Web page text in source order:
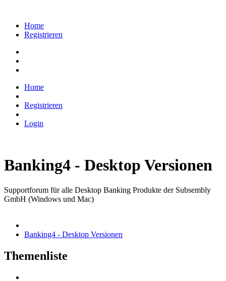
Home
Registrieren
Home
Registrieren
Login
Banking4 - Desktop Versionen
Supportforum für alle Desktop Banking Produkte der Subsembly
GmbH (Windows und Mac)
Banking4 - Desktop Versionen
Themenliste